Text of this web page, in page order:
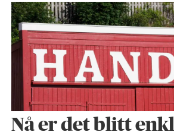
Nå er det blitt